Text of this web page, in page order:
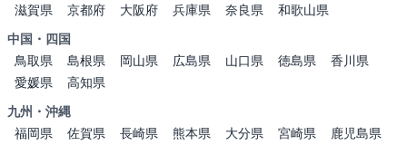
滋賀県
京都府 大阪府 兵庫県 奈良県
和歌山県
中国・四国
鳥取県
島根県 岡山県 広島県 山口県 徳島県
香川県
愛媛県
高知県
九州・沖縄
福岡県
佐賀県 長崎県 熊本県 大分県 宮崎県
鹿児島県